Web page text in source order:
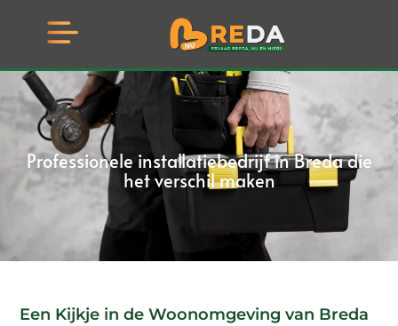
Professionele installatiebedrijf in Breda die
het verschil maken
Een Kijkje in de Woonomgeving van Breda